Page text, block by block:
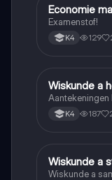
EEconomie
Economie
Examenstof!
K4 129
Wiskunde A
Wiskunde a
Aantekeningen
K4 187
Wiskunde A
Wiskunde a
Wiskunde a